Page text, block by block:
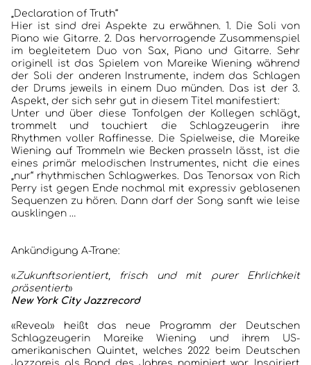
„Declaration of Truth“
Hier ist sind drei Aspekte zu erwähnen. 1. Die Soli von
Piano wie Gitarre. 2. Das hervorragende Zusammenspiel
im begleitetem Duo von Sax, Piano und Gitarre. Sehr
originell ist das Spielem von Mareike Wiening während
der Soli der anderen Instrumente, indem das Schlagen
der Drums jeweils in einem Duo münden. Das ist der 3.
Aspekt, der sich sehr gut in diesem Titel manifestiert:
Unter und über diese Tonfolgen der Kollegen schlägt,
trommelt und touchiert die Schlagzeugerin ihre
Rhythmen voller Raffinesse. Die Spielweise, die Mareike
Wiening auf Trommeln wie Becken prasseln lässt, ist die
eines primär melodischen Instrumentes, nicht die eines
„nur“ rhythmischen Schlagwerkes. Das Tenorsax von Rich
Perry ist gegen Ende nochmal mit expressiv geblasenen
Sequenzen zu hören. Dann darf der Song sanft wie leise
ausklingen …
Ankündigung A-Trane:
«Zukunftsorientiert, frisch und mit purer Ehrlichkeit
präsentiert»
New York City Jazzrecord
«Reveal» heißt das neue Programm der Deutschen
Schlagzeugerin Mareike Wiening und ihrem US-
amerikanischen Quintet, welches 2022 beim Deutschen